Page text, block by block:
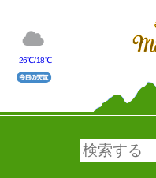
26℃/18℃